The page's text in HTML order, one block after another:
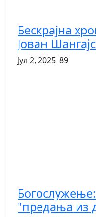
Бескрајна
Јован
Јул 2, 2025 89
"предања из